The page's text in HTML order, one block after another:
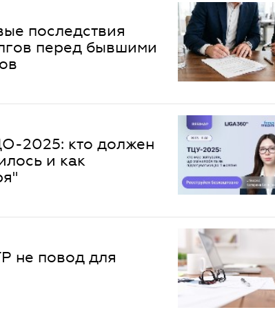
последствия
перед бывшими
2025: кто должен
и как
не повод для